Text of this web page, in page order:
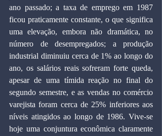
ano passado; a taxa de emprego em 1987
ficou praticamente constante, o que significa
uma elevação, embora não dramática, no
número de desempregados; a produção
industrial diminuiu cerca de 1% ao longo do
ano, os salários reais sofreram forte queda,
apesar de uma tímida reação no final do
segundo semestre, e as vendas no comércio
varejista foram cerca de 25% inferiores aos
níveis atingidos ao longo de 1986. Vive-se
hoje uma conjuntura econômica claramente